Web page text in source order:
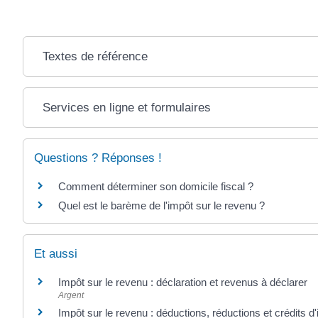
Textes de référence
Services en ligne et formulaires
Questions ? Réponses !
Comment déterminer son domicile fiscal ?
Quel est le barème de l'impôt sur le revenu ?
Et aussi
Impôt sur le revenu : déclaration et revenus à déclarer
Argent
Impôt sur le revenu : déductions, réductions et crédits